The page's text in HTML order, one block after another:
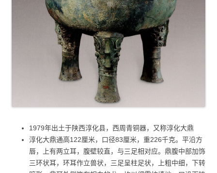
1979年出土于陕西淳化县，西周青铜器，又称淳化大鼎
淳化大鼎通高122厘米，口径83厘米，重226千克。平沿方
唇，上有两立耳，腹壁较直，与三足相对应。鼎腹中部加饰
三环状耳，环耳作立兽状，三足呈柱足状，上粗中细，下转